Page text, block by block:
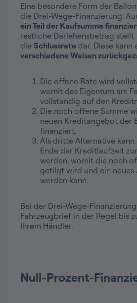
Eine besondere Form der
die Drei-Wege-Finanzierung.
ein Teil der Kaufsumme
restliche Darlehensbetrag stellt
die Schlussrate dar. Diese kann
verschiedene Weisen
Die offene Rate wird
womit das Eigentum am
vollständig auf den
Die noch offene Summe
neuen Kreditangebot der
finanziert.
Als dritte Alternative kann
Ende der Kreditlaufzeit
werden, womit die noch
getilgt wird und ein
werden kann.
Bei der Drei-Wege-
Fahrzeugbrief in der Regel bis
Ihrem Händler.
Null-Prozent-